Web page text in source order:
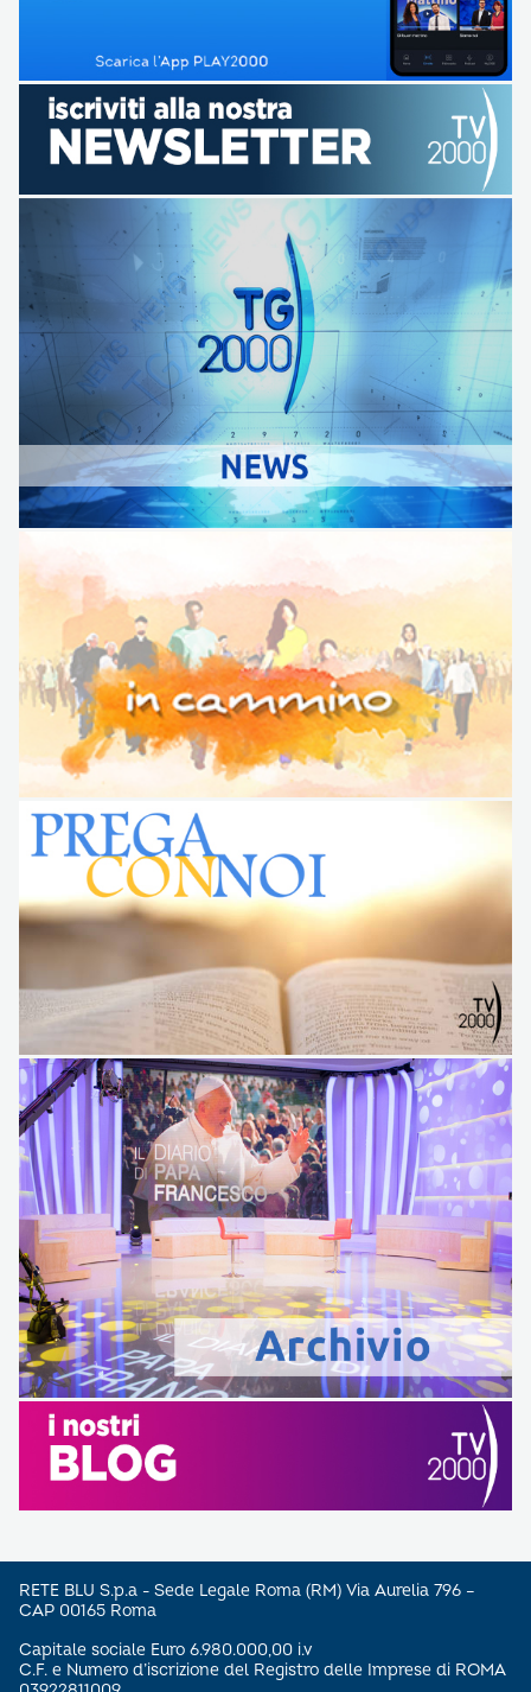
RETE BLU S.p.a - Sede Legale Roma (RM) Via Aurelia 796 –
CAP 00165 Roma
Capitale sociale Euro 6.980.000,00 i.v
C.F. e Numero d’iscrizione del Registro delle Imprese di ROMA